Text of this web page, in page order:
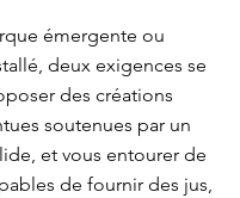
émergente ou
deux exigences se
des créations
soutenues par un
et vous entourer de
de fournir des jus,